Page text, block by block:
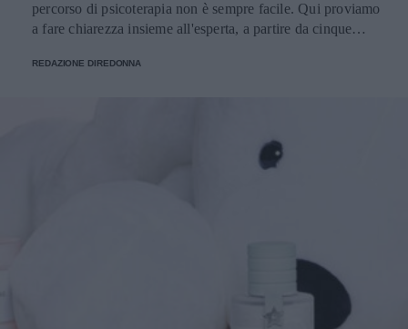
percorso di psicoterapia non è sempre facile. Qui proviamo
a fare chiarezza insieme all'esperta, a partire da cinque
REDAZIONE DIREDONNA